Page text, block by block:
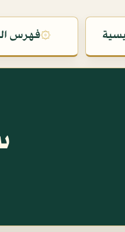
۞فهرس